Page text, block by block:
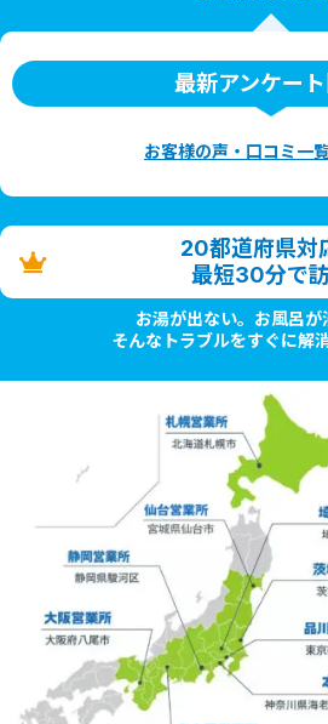
最新アンケー
お客様の声・口コミ一
20都道府県対
最短30分で
お湯が出ない。お風呂が
そんなトラブルをすぐに解